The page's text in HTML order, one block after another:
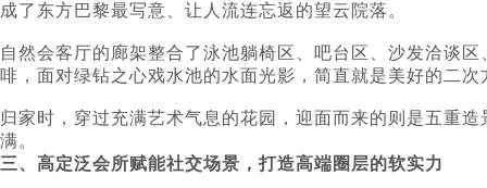
成了东方巴黎最写意、让人流连忘返的望云院落。
自然会客厅的廊架整合了泳池躺椅区、吧台区、沙发洽谈
啡，面对绿钻之心戏水池的水面光影，简直就是美好的二
归家时，穿过充满艺术气息的花园，迎面而来的则是五重
满。
三、高定泛会所赋能社交场景，打造高端圈层的软实力